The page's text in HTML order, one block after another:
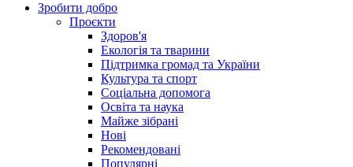
Зробити добро
Проєкти
Здоров'я
Екологія та тварини
Підтримка громад та України
Культура та спорт
Соціальна допомога
Освіта та наука
Майже зібрані
Нові
Рекомендовані
Популярні